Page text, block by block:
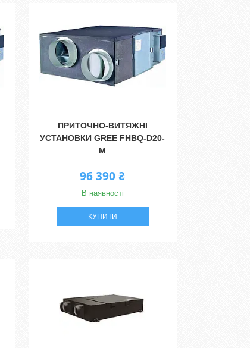
ПРИТОЧНО-ВИТЯЖНІ
УСТАНОВКИ GREE FHBQ-D20-
M
96 390 ₴
В наявності
КУПИТИ